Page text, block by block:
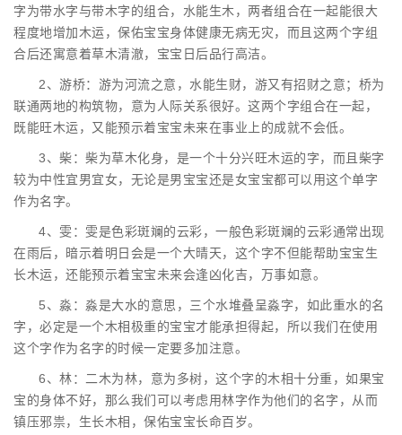
字为带水字与带木字的组合，水能生木，两者组合在一起能很大
程度地增加木运，保佑宝宝身体健康无病无灾，而且这两个字组
合后还寓意着草木清澈，宝宝日后品行高洁。
2、游桥：游为河流之意，水能生财，游又有招财之意；桥为
联通两地的构筑物，意为人际关系很好。这两个字组合在一起，
既能旺木运，又能预示着宝宝未来在事业上的成就不会低。
3、柴：柴为草木化身，是一个十分兴旺木运的字，而且柴字
较为中性宜男宜女，无论是男宝宝还是女宝宝都可以用这个单字
作为名字。
4、雯：雯是色彩斑斓的云彩，一般色彩斑斓的云彩通常出现
在雨后，暗示着明日会是一个大晴天，这个字不但能帮助宝宝生
长木运，还能预示着宝宝未来会逢凶化吉，万事如意。
5、淼：淼是大水的意思，三个水堆叠呈淼字，如此重水的名
字，必定是一个木相极重的宝宝才能承担得起，所以我们在使用
这个字作为名字的时候一定要多加注意。
6、林：二木为林，意为多树，这个字的木相十分重，如果宝
宝的身体不好，那么我们可以考虑用林字作为他们的名字，从而
镇压邪祟，生长木相，保佑宝宝长命百岁。